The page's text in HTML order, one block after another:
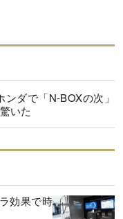
ンダで「N-BOXの次」
いた
効果で時